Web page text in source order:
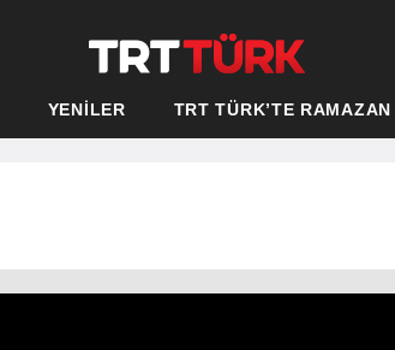
YENİLER TRT TÜRK’TE RAMAZAN